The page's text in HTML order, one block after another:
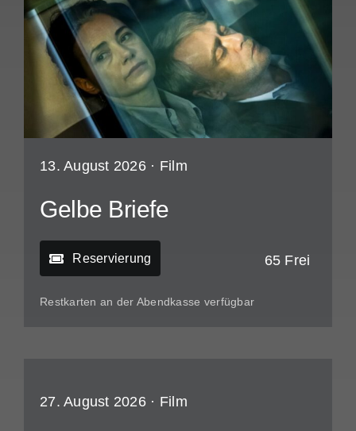
13. August 2026 · Film
Gelbe Briefe
Reservierung 65 Frei
Restkarten an der Abendkasse verfügbar
27. August 2026 · Film